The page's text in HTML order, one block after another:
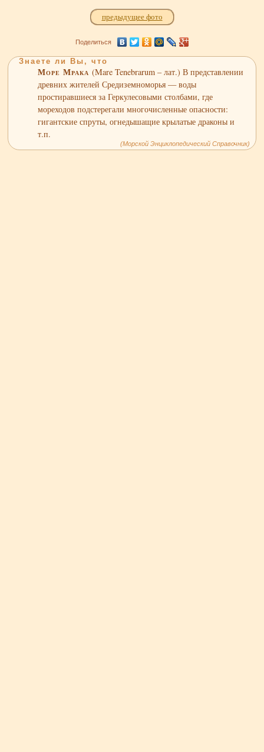
предыдущее фото
Поделиться
Знаете ли Вы, что
Море Мрака(Mare Tenebrarum – лат.) В представлении
древних жителей Средиземноморья — воды
простиравшиеся за Геркулесовыми столбами, где
мореходов подстерегали многочисленные опасности:
гигантские спруты, огнедышащие крылатые драконы и
т.п.
(Морской Энциклопедический Справочник)